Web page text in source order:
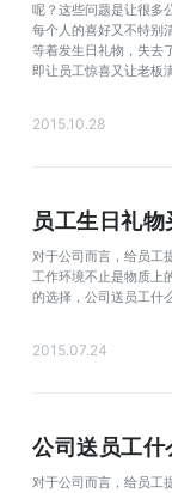
呢？这些问题是让很多
每个人的喜好又不特别
等着发生日礼物，失去
即让员工惊喜又让老板
2015.10.28
员工生日礼物
对于公司而言，给员工
工作环境不止是物质上
的选择，公司送员工什
2015.07.24
公司送员工什
对于公司而言，给员工